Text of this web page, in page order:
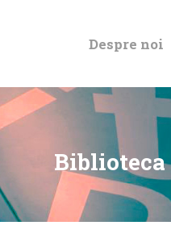
Despre noi
Biblioteca